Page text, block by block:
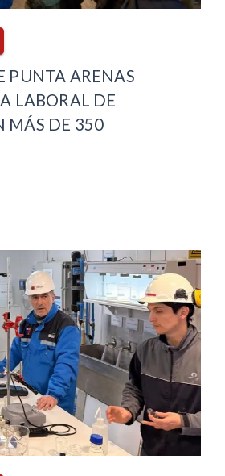
PUNTA ARENAS
LABORAL DE
MÁS DE 350